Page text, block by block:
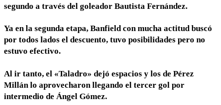
segundo a través del goleador Bautista Fernández.
Ya en la segunda etapa, Banfield con mucha actitud buscó
por todos lados el descuento, tuvo posibilidades pero no
estuvo efectivo.
Al ir tanto, el «Taladro» dejó espacios y los de Pérez
Millán lo aprovecharon llegando el tercer gol por
intermedio de Ángel Gómez.